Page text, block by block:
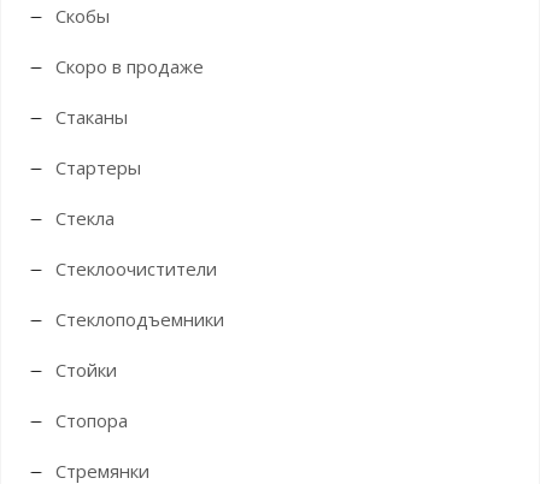
Скобы
Скоро в продаже
Стаканы
Стартеры
Стекла
Стеклоочистители
Стеклоподъемники
Стойки
Стопора
Стремянки